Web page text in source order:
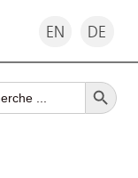
EN DE
Search Button